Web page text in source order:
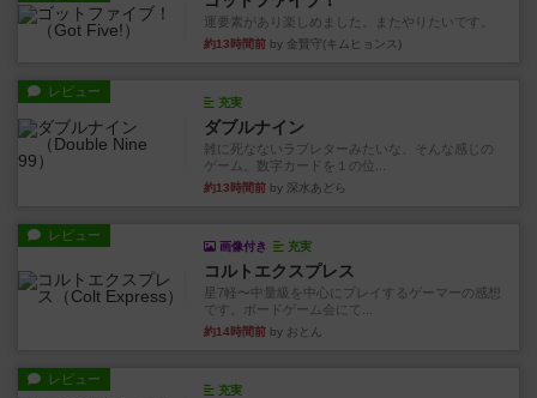
運要素があり楽しめました。またやりたいです。
約13時間前 by 金賢守(キムヒョンス)
レビュー
充実
ダブルナイン
雑に死なないラブレターみたいな、そんな感じの
ゲーム。数字カードを１の位...
約13時間前 by 深水あどら
レビュー
画像付き 充実
コルトエクスプレス
星7軽〜中量級を中心にプレイするゲーマーの感想
です。ボードゲーム会にて...
約14時間前 by おとん
レビュー
充実